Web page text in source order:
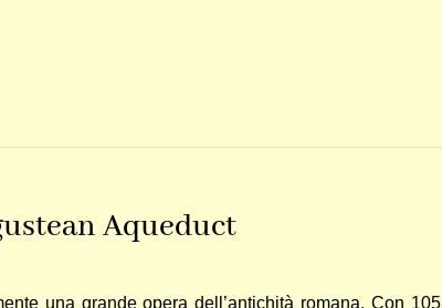
Aqueduct
una grande opera dell’antichità romana. Con 105